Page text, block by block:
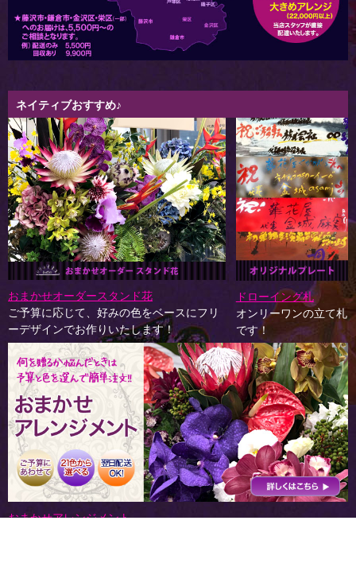
ネイティブおすすめ♪
おまかせオーダースタンド花
ご予算に応じて、好みの色をベースにフリ
ーデザインでお作りいたします！
ドローイング札
オンリーワンの立て札
です！
おまかせアレンジメント